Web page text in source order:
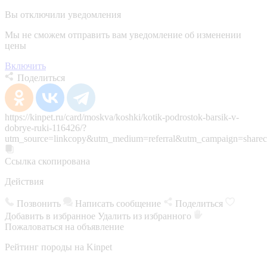
Вы отключили уведомления
Мы не сможем отправить вам уведомление об изменении
цены
Включить
Поделиться
https://kinpet.ru/card/moskva/koshki/kotik-podrostok-barsik-v-
dobrye-ruki-116426/?
Ссылка скопирована
Действия
Позвонить Написать сообщение
Поделиться
Добавить в избранное Удалить из избранного
Пожаловаться на объявление
Рейтинг породы на Kinpet